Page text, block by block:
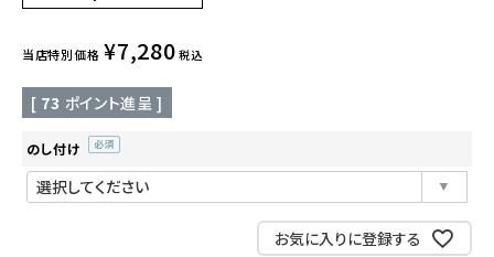
当店特別価格 ¥7,280 税込
[ 73 ポイント進呈 ]
のし付け
須)
お気に入りに登録する